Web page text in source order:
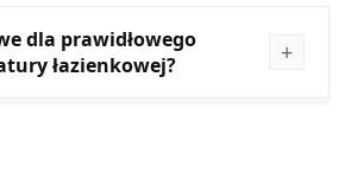
dla prawidłowego
łazienkowej?